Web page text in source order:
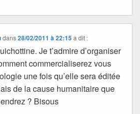
dans28/02/2011 à 22:15 a dit :
Je t’admire d’organiser
commercialiserez vous
une fois qu’elle sera éditée
de la cause humanitaire que
? Bisous